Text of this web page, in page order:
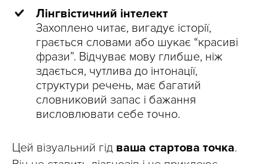
Лінгвістичний інтелект
Захоплено читає, вигадує історії,
грається словами або шукає “красиві
фрази”. Відчуває мову глибше, ніж
здається, чутлива до інтонації,
структури речень, має багатий
словниковий запас і бажання
висловлювати себе точно.
Цей візуальний гід ваша стартова точка.